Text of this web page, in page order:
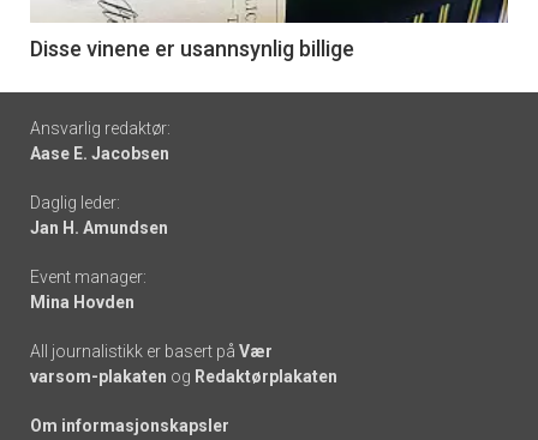
6
Disse vinene er usannsynlig billige
Footer
-
links
Ansvarlig redaktør:
Aase E. Jacobsen
Daglig leder:
Jan H. Amundsen
Event manager:
Mina Hovden
All journalistikk er basert på Vær
varsom-plakaten og Redaktørplakaten
Om informasjonskapsler